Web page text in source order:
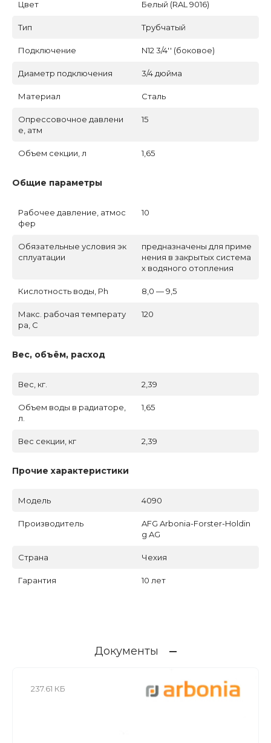
Цвет Белый (RAL 9016)
Тип Трубчатый
Подключение N12 3/4'' (боковое)
Диаметр подключения 3/4 дюйма
Материал Сталь
Опрессовочное давлени
е, атм
15
Объем секции, л 1,65
Общие параметры
Рабочее давление, атмос
фер
10
Обязательные условия эк
сплуатации
предназначены для приме
нения в закрытых система
х водяного отопления
Кислотность воды, Ph 8,0 — 9,5
Макс. рабочая температу
ра, C
120
Вес, объём, расход
Вес, кг. 2,39
Объем воды в радиаторе,
л.
1,65
Вес секции, кг 2,39
Прочие характеристики
Модель 4090
Производитель
AFG Arbonia-Forster-Holdin
g AG
Страна Чехия
Гарантия 10 лет
Документы
237.61 КБ